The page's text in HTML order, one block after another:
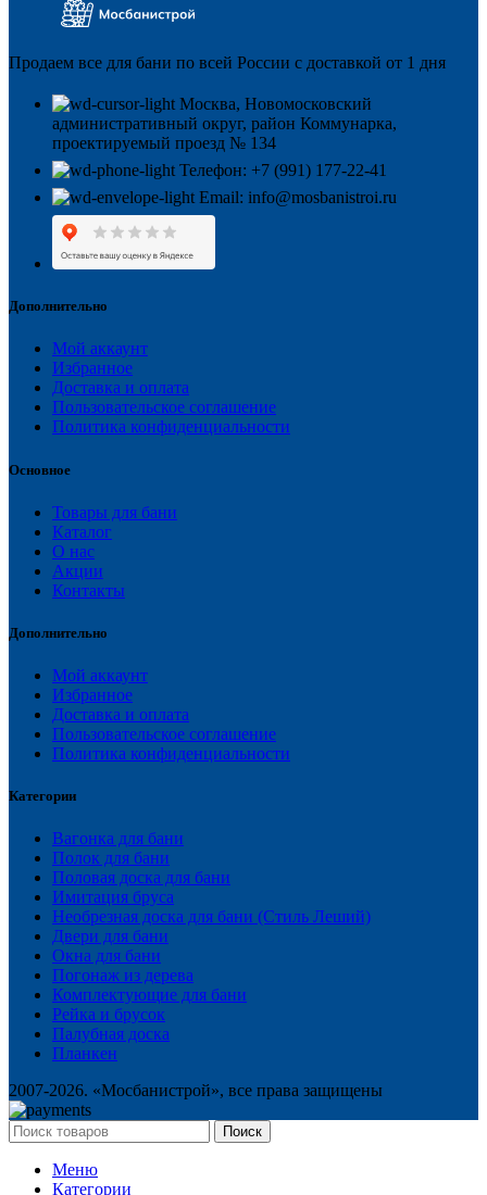
Продаем все для бани по всей России с доставкой от 1 дня
Москва, Новомосковский
административный округ, район Коммунарка,
проектируемый проезд № 134
Телефон: +7 (991) 177-22-41
Email: info@mosbanistroi.ru
Дополнительно
Мой аккаунт
Избранное
Доставка и оплата
Пользовательское соглашение
Политика конфиденциальности
Основное
Товары для бани
Каталог
О нас
Акции
Контакты
Дополнительно
Мой аккаунт
Избранное
Доставка и оплата
Пользовательское соглашение
Политика конфиденциальности
Категории
Вагонка для бани
Полок для бани
Половая доска для бани
Имитация бруса
Необрезная доска для бани (Стиль Леший)
Двери для бани
Окна для бани
Погонаж из дерева
Комплектующие для бани
Рейка и брусок
Палубная доска
Планкен
2007-2026. «Мосбанистрой», все права защищены
Поиск
Меню
Категории